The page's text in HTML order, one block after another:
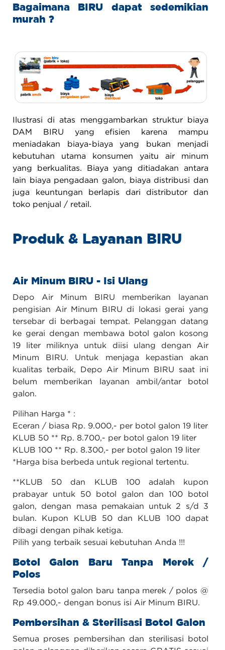
Bagaimana BIRU dapat sedemikian
murah ?
Ilustrasi di atas menggambarkan struktur biaya
DAM BIRU yang efisien karena mampu
meniadakan biaya-biaya yang bukan menjadi
kebutuhan utama konsumen yaitu air minum
yang berkualitas. Biaya yang ditiadakan antara
lain biaya pengadaan galon, biaya distribusi dan
juga keuntungan berlapis dari distributor dan
toko penjual / retail.
Produk & Layanan BIRU
Air Minum BIRU - Isi Ulang
Depo Air Minum BIRU memberikan layanan
pengisian Air Minum BIRU di lokasi gerai yang
tersebar di berbagai tempat. Pelanggan datang
ke gerai dengan membawa botol galon kosong
19 liter miliknya untuk diisi ulang dengan Air
Minum BIRU. Untuk menjaga kepastian akan
kualitas terbaik, Depo Air Minum BIRU saat ini
belum memberikan layanan ambil/antar botol
galon.
Pilihan Harga * :
Eceran / biasa Rp. 9.000,- per botol galon 19 liter
KLUB 50 ** Rp. 8.700,- per botol galon 19 liter
KLUB 100 ** Rp. 8.300,- per botol galon 19 liter
*Harga bisa berbeda untuk regional tertentu.
**KLUB 50 dan KLUB 100 adalah kupon
prabayar untuk 50 botol galon dan 100 botol
galon, dengan masa pemakaian untuk 2 s/d 3
bulan. Kupon KLUB 50 dan KLUB 100 dapat
dibagi dengan pihak ketiga.
Pilih yang terbaik sesuai kebutuhan Anda !!!
Botol Galon Baru Tanpa Merek /
Polos
Tersedia botol galon baru tanpa merek / polos @
Rp 49.000,- dengan bonus isi Air Minum BIRU.
Pembersihan & Sterilisasi Botol Galon
Semua proses pembersihan dan sterilisasi botol